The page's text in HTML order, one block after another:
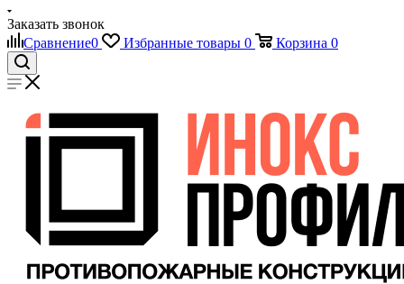
Заказать звонок
Сравнение0 Избранные товары 0 Корзина 0